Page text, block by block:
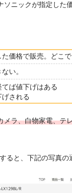
ニックが指定した
価格で販売。どこで
い。
ば値下げはある
される
メラ、白物家電、テ
ると、下記の写真の